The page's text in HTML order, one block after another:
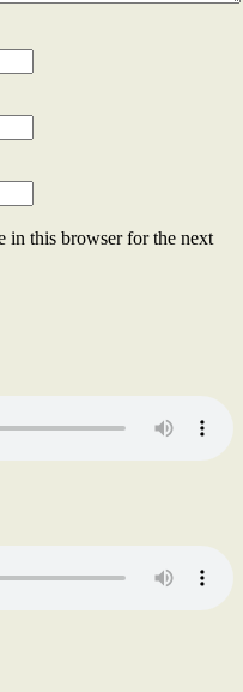
in this browser for the next